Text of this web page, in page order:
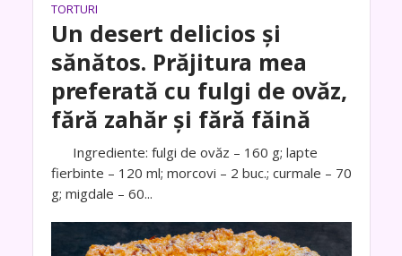
TORTURI
Un desert delicios și
sănătos. Prăjitura mea
preferată cu fulgi de ovăz,
fără zahăr și fără făină
Ingrediente: fulgi de ovăz – 160 g; lapte
fierbinte – 120 ml; morcovi – 2 buc.; curmale – 70
g; migdale – 60...